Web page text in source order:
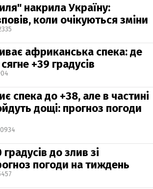
накрила Україну:
коли очікуються зміни
африканська спека: де
+39 градусів
спека до +38, але в частині
дощі: прогноз погоди
до злив зі
погоди на тиждень